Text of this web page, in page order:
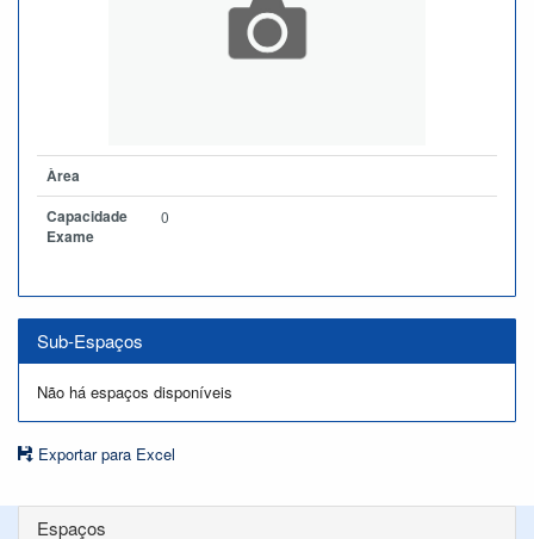
Àrea
Capacidade
Exame
0
Sub-Espaços
Não há espaços disponíveis
Exportar para Excel
Espaços